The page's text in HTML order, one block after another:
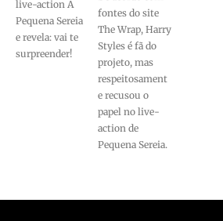
live-action A
Pequena Sereia
e revela: vai te
surpreender!
fontes do site
The Wrap, Harry
Styles é fã do
projeto, mas
respeitosament
e recusou o
papel no live-
action de
Pequena Sereia.